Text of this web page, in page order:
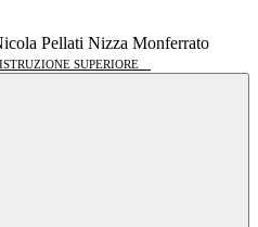
SUPERIORE